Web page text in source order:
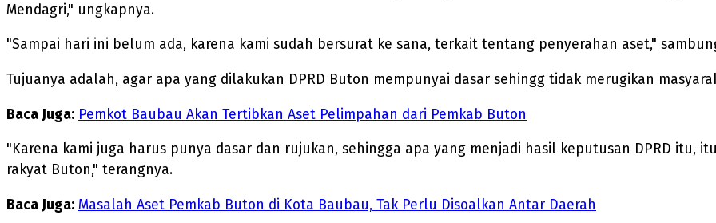
Mendagri," ungkapnya.
"Sampai hari ini belum ada, karena kami sudah bersurat ke sana, terkait tentang penyerahan aset,"
Tujuanya adalah, agar apa yang dilakukan DPRD Buton mempunyai dasar sehingg tidak merugikan
Baca Juga: Pemkot Baubau Akan Tertibkan Aset Pelimpahan dari Pemkab Buton
"Karena kami juga harus punya dasar dan rujukan, sehingga apa yang menjadi hasil keputusan DPRD itu,
rakyat Buton," terangnya.
Baca Juga: Masalah Aset Pemkab Buton di Kota Baubau, Tak Perlu Disoalkan Antar Daerah